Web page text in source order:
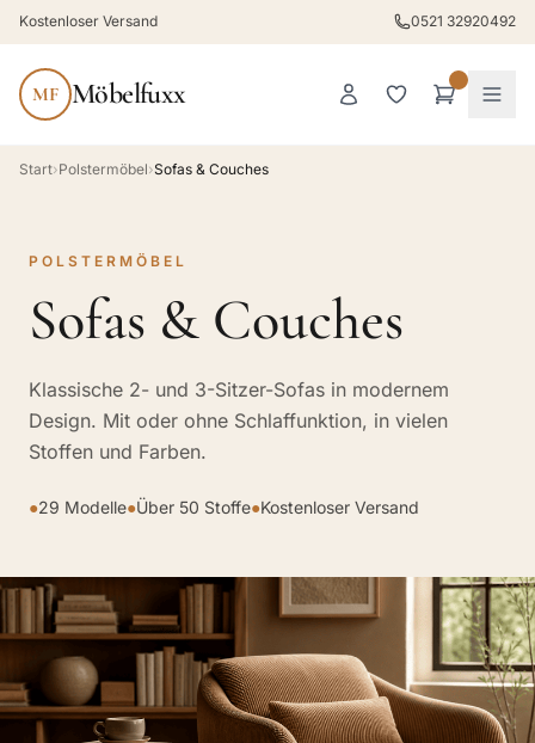
Kostenloser Versand 0521 32920492
MF Möbelfuxx
Start›Polstermöbel›Sofas & Couches
POLSTERMÖBEL
Sofas & Couches
Klassische 2- und 3-Sitzer-Sofas in modernem
Design. Mit oder ohne Schlaffunktion, in vielen
Stoffen und Farben.
●29 Modelle●Über 50 Stoffe●Kostenloser Versand